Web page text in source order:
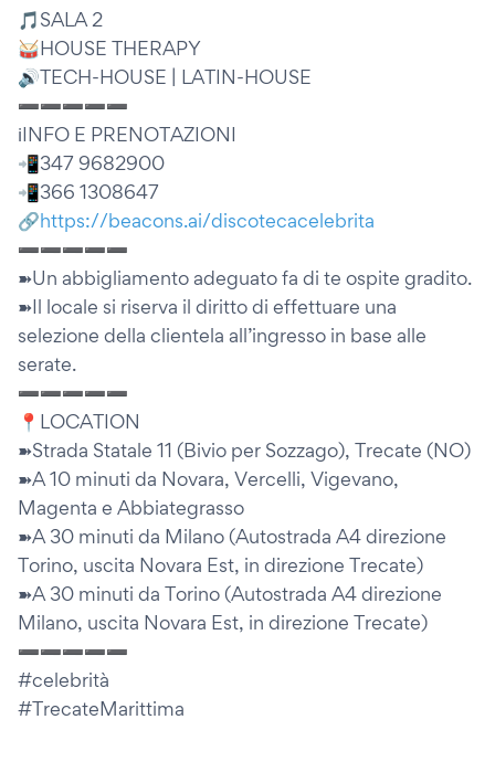
🎵SALA 2
🥁HOUSE THERAPY
🔊TECH-HOUSE | LATIN-HOUSE
➖➖➖➖➖
ℹ️INFO E PRENOTAZIONI
📲347 9682900
📲366 1308647
🔗https://beacons.ai/discotecacelebrita
➖➖➖➖➖
➽Un abbigliamento adeguato fa di te ospite gradito.
➽Il locale si riserva il diritto di effettuare una
selezione della clientela all’ingresso in base alle
serate.
➖➖➖➖➖
📍LOCATION
➽Strada Statale 11 (Bivio per Sozzago), Trecate (NO)
➽A 10 minuti da Novara, Vercelli, Vigevano,
Magenta e Abbiategrasso
➽A 30 minuti da Milano (Autostrada A4 direzione
Torino, uscita Novara Est, in direzione Trecate)
➽A 30 minuti da Torino (Autostrada A4 direzione
Milano, uscita Novara Est, in direzione Trecate)
➖➖➖➖➖
#celebrità
#TrecateMarittima